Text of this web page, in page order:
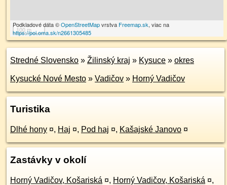
100 m
Podkladové dáta ©OpenStreetMapvrstva Freemap.sk, viac na
https://poi.oma.sk/n2661305485
Stredné Slovensko » Žilinský kraj » Kysuce » okres
Kysucké Nové Mesto » Vadičov » Horný Vadičov
Turistika
Dlhé hony ¤, Haj ¤, Pod haj ¤, Kašajské Janovo ¤
Zastávky v okolí
Horný Vadičov, Košariská ¤, Horný Vadičov, Košariská ¤,